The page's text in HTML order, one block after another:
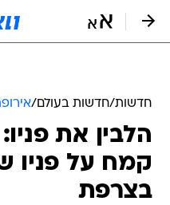
חדשות/חדשות בעולם/
הלבין את
קמח על פניו
בצרפת